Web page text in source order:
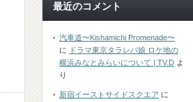
最近のコメント
汽車道〜Kishamichi Promenade〜
に
ドラマ東京タラレバ娘 ロケ地の
横浜みなとみらいについて | TV.D よ
り
新宿イーストサイドスクエア に